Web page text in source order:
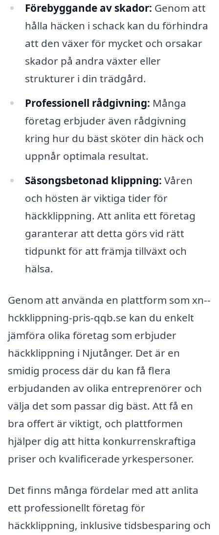
Förebyggande av skador: Genom att
hålla häcken i schack kan du förhindra
att den växer för mycket och orsakar
skador på andra växter eller
strukturer i din trädgård.
Professionell rådgivning: Många
företag erbjuder även rådgivning
kring hur du bäst sköter din häck och
uppnår optimala resultat.
Säsongsbetonad klippning: Våren
och hösten är viktiga tider för
häckklippning. Att anlita ett företag
garanterar att detta görs vid rätt
tidpunkt för att främja tillväxt och
hälsa.
Genom att använda en plattform som xn--
hckklippning-pris-qqb.se kan du enkelt
jämföra olika företag som erbjuder
häckklippning i Njutånger. Det är en
smidig process där du kan få flera
erbjudanden av olika entreprenörer och
välja det som passar dig bäst. Att få en
bra offert är viktigt, och plattformen
hjälper dig att hitta konkurrenskraftiga
priser och kvalificerade yrkespersoner.
Det finns många fördelar med att anlita
ett professionellt företag för
häckklippning, inklusive tidsbesparing och